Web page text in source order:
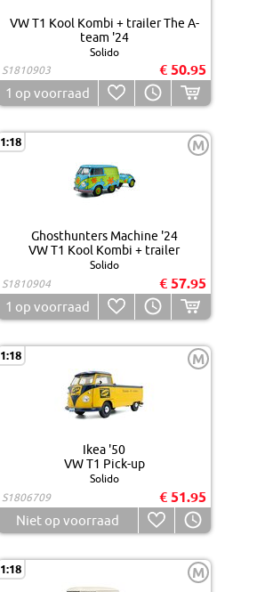
VW T1 Kool Kombi + trailer The A-
team '24
Solido
S1810903
€ 50.95
1 op voorraad
1:18 M
Ghosthunters Machine '24
VW T1 Kool Kombi + trailer
Solido
S1810904
€ 57.95
1 op voorraad
1:18 M
Ikea '50
VW T1 Pick-up
Solido
S1806709
€ 51.95
Niet op voorraad
1:18 M